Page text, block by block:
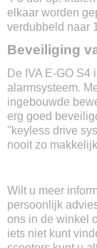
Ja
Zijstandaard
Middenstandaard
Ja
Fabrieksgarantie
2 jaar
elkaar worden
verdubbeld naar
Beveiliging
De IVA E-GO S4
alarmsysteem.
ingebouwde
erg goed
''keyless drive
nooit zo
Wilt u meer
persoonlijk
ons in de winkel
iets niet kunt